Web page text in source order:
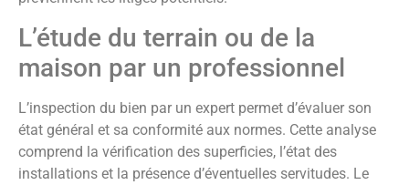
L’étude du terrain ou de la
maison par un professionnel
L’inspection du bien par un expert permet d’évaluer son
état général et sa conformité aux normes. Cette analyse
comprend la vérification des superficies, l’état des
installations et la présence d’éventuelles servitudes. Le